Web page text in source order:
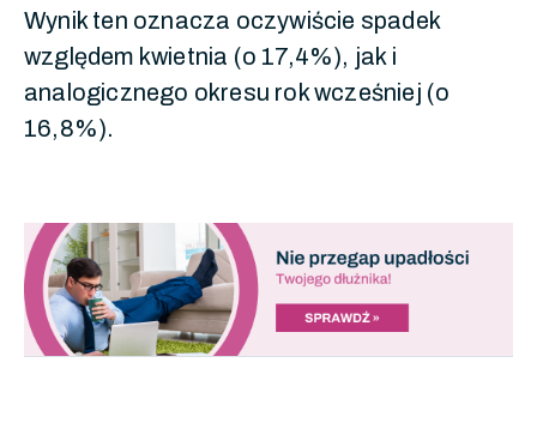
Wynik ten oznacza oczywiście spadek
względem kwietnia (o 17,4%), jak i
analogicznego okresu rok wcześniej (o
16,8%).